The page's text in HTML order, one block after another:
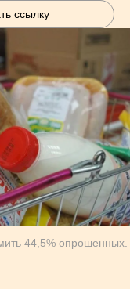
ссылку
44,5% опрошенных.